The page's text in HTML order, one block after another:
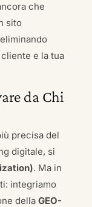
che
sito
e la tua
da Chi
precisa del
digitale, si
. Ma in
integriamo
della GEO-